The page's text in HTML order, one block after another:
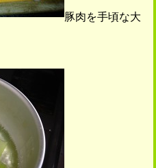
豚肉を手頃な大